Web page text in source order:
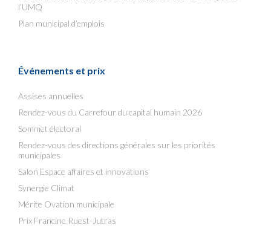
l’UMQ
Plan municipal d’emplois
Événements et prix
Assises annuelles
Rendez-vous du Carrefour du capital humain 2026
Sommet électoral
Rendez-vous des directions générales sur les priorités
municipales
Salon Espace affaires et innovations
Synergie Climat
Mérite Ovation municipale
Prix Francine Ruest-Jutras